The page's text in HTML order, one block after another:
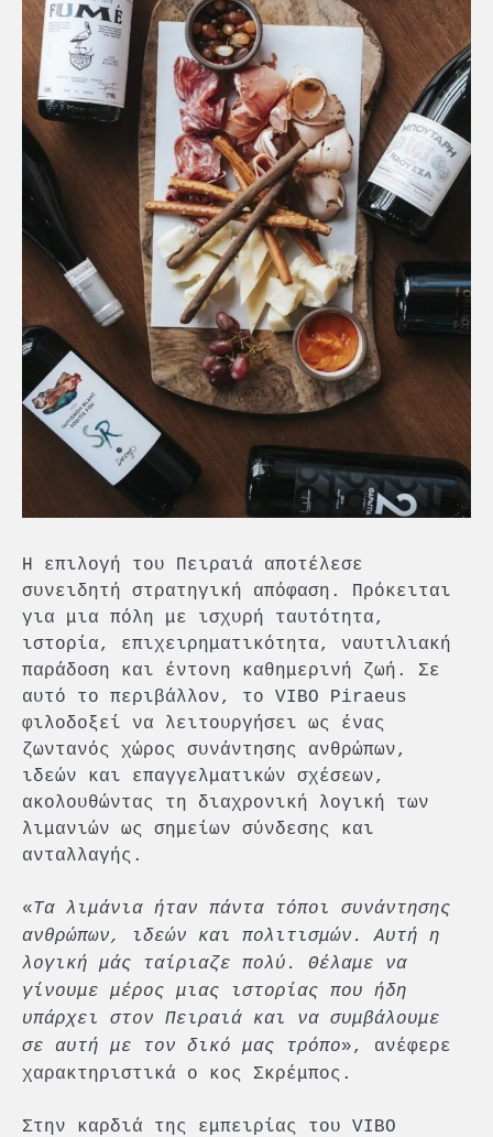
Η επιλογή του Πειραιά αποτέλεσε
συνειδητή στρατηγική απόφαση. Πρόκειται
για μια πόλη με ισχυρή ταυτότητα,
ιστορία, επιχειρηματικότητα, ναυτιλιακή
παράδοση και έντονη καθημερινή ζωή. Σε
αυτό το περιβάλλον, το VIBO Piraeus
φιλοδοξεί να λειτουργήσει ως ένας
ζωντανός χώρος συνάντησης ανθρώπων,
ιδεών και επαγγελματικών σχέσεων,
ακολουθώντας τη διαχρονική λογική των
λιμανιών ως σημείων σύνδεσης και
ανταλλαγής.
«Τα λιμάνια ήταν πάντα τόποι συνάντησης
ανθρώπων, ιδεών και πολιτισμών. Αυτή η
λογική μάς ταίριαζε πολύ. Θέλαμε να
γίνουμε μέρος μιας ιστορίας που ήδη
υπάρχει στον Πειραιά και να συμβάλουμε
σε αυτή με τον δικό μας τρόπο», ανέφερε
χαρακτηριστικά o κος Σκρέμπος.
Στην καρδιά της εμπειρίας του VIBO